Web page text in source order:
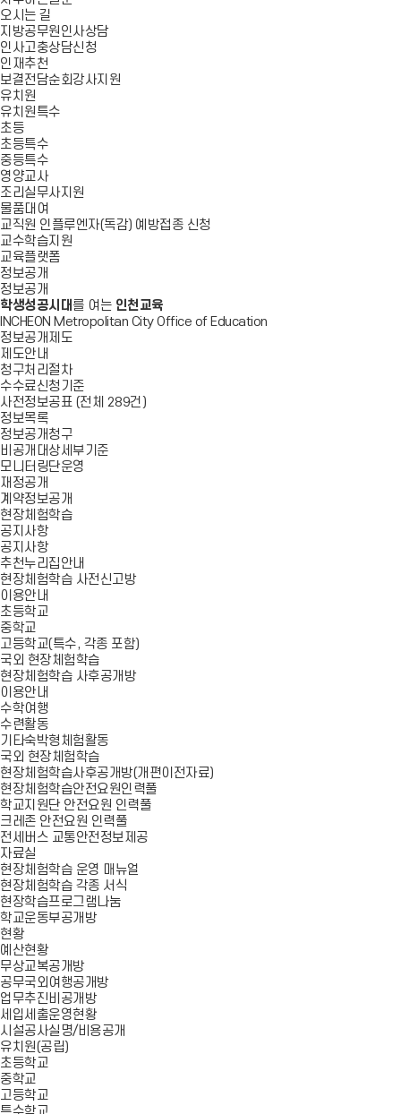
오시는 길
지방공무원인사상담
인사고충상담신청
인재추천
보결전담순회강사지원
유치원
유치원특수
초등
초등특수
중등특수
영양교사
조리실무사지원
물품대여
교직원 인플루엔자(독감) 예방접종 신청
교수학습지원
교육플랫폼
정보공개
정보공개
학생성공시대 를 여는 인천교육
INCHEON Metropolitan City Office of Education
정보공개제도
제도안내
청구처리절차
수수료신청기준
사전정보공표 (전체 289건)
정보목록
정보공개청구
비공개대상세부기준
모니터링단운영
재정공개
계약정보공개
현장체험학습
공지사항
공지사항
추천누리집안내
현장체험학습 사전신고방
이용안내
초등학교
중학교
고등학교(특수, 각종 포함)
국외 현장체험학습
현장체험학습 사후공개방
이용안내
수학여행
수련활동
기타숙박형체험활동
국외 현장체험학습
현장체험학습사후공개방(개편이전자료)
현장체험학습안전요원인력풀
학교지원단 안전요원 인력풀
크레존 안전요원 인력풀
전세버스 교통안전정보제공
자료실
현장체험학습 운영 매뉴얼
현장체험학습 각종 서식
현장학습프로그램나눔
학교운동부공개방
현황
예산현황
무상교복공개방
공무국외여행공개방
업무추진비공개방
세입세출운영현황
시설공사실명/비용공개
유치원(공립)
초등학교
중학교
고등학교